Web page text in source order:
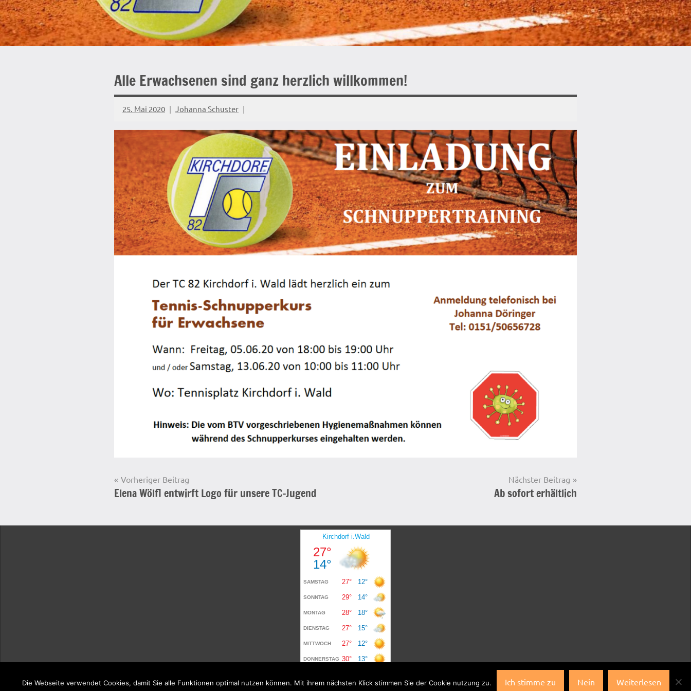
Alle Erwachsenen sind ganz herzlich willkommen!
25. Mai 2020 Johanna Schuster
Startseite
Beitragsnavigation
Vorheriger Beitrag
Elena Wölfl entwirft Logo für unsere TC-Jugend
Nächster Beitrag
Ab sofort erhältlich
Die Webseite verwendet Cookies, damit Sie alle Funktionen optimal nutzen können. Mit ihrem nächsten Klick stimmen Sie der Cookie nutzung zu. Ich stimme zu Nein Weiterlesen